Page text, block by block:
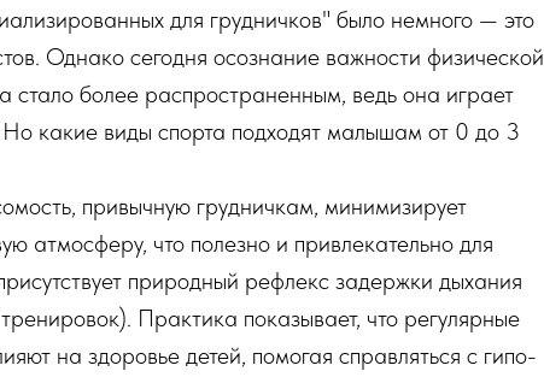
для грудничков" было немного — это
Однако сегодня осознание важности физической
стало более распространенным, ведь она играет
какие виды спорта подходят малышам от 0 до 3
привычную грудничкам, минимизирует
атмосферу, что полезно и привлекательно для
природный рефлекс задержки дыхания
Практика показывает, что регулярные
на здоровье детей, помогая справляться с гипо-